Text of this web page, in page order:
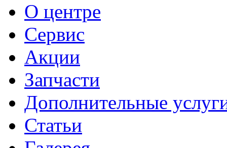
О центре
Сервис
Акции
Запчасти
Дополнительные
Статьи